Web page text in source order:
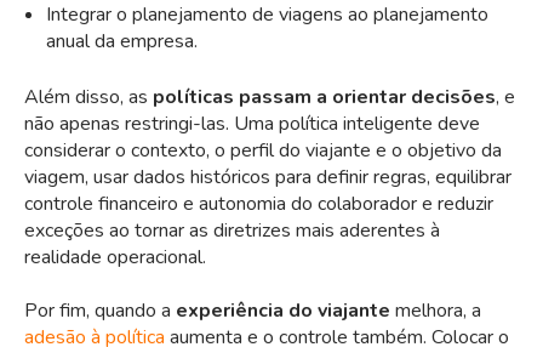
Integrar o planejamento de viagens ao planejamento
anual da empresa.
Além disso, as políticas passam a orientar decisões, e
não apenas restringi-las. Uma política inteligente deve
considerar o contexto, o perfil do viajante e o objetivo da
viagem, usar dados históricos para definir regras, equilibrar
controle financeiro e autonomia do colaborador e reduzir
exceções ao tornar as diretrizes mais aderentes à
realidade operacional.
Por fim, quando a experiência do viajante melhora, a
adesão à política aumenta e o controle também. Colocar o